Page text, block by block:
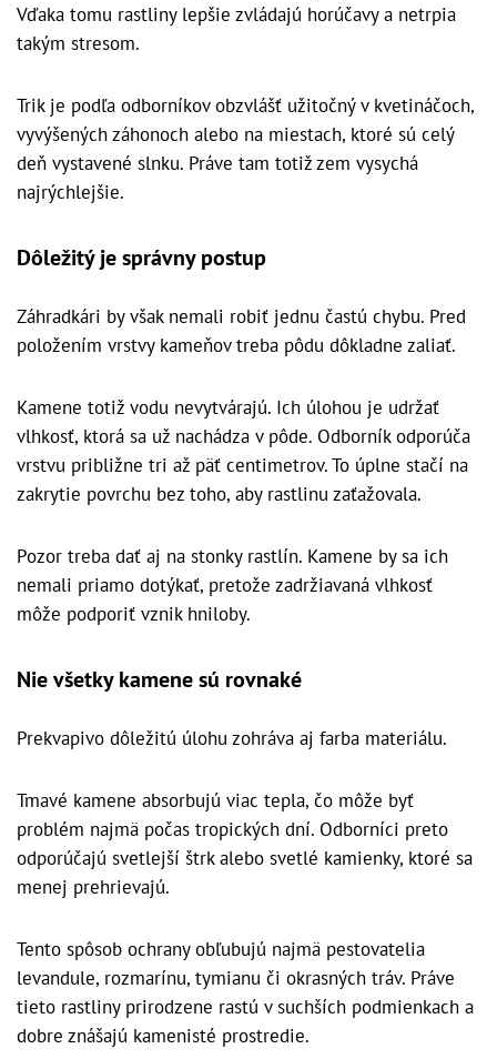
Vďaka tomu rastliny lepšie zvládajú horúčavy a netrpia
takým stresom.
Trik je podľa odborníkov obzvlášť užitočný v kvetináčoch,
vyvýšených záhonoch alebo na miestach, ktoré sú celý
deň vystavené slnku. Práve tam totiž zem vysychá
najrýchlejšie.
Dôležitý je správny postup
Záhradkári by však nemali robiť jednu častú chybu. Pred
položením vrstvy kameňov treba pôdu dôkladne zaliať.
Kamene totiž vodu nevytvárajú. Ich úlohou je udržať
vlhkosť, ktorá sa už nachádza v pôde. Odborník odporúča
vrstvu približne tri až päť centimetrov. To úplne stačí na
zakrytie povrchu bez toho, aby rastlinu zaťažovala.
Pozor treba dať aj na stonky rastlín. Kamene by sa ich
nemali priamo dotýkať, pretože zadržiavaná vlhkosť
môže podporiť vznik hniloby.
Nie všetky kamene sú rovnaké
Prekvapivo dôležitú úlohu zohráva aj farba materiálu.
Tmavé kamene absorbujú viac tepla, čo môže byť
problém najmä počas tropických dní. Odborníci preto
odporúčajú svetlejší štrk alebo svetlé kamienky, ktoré sa
menej prehrievajú.
Tento spôsob ochrany obľubujú najmä pestovatelia
levandule, rozmarínu, tymianu či okrasných tráv. Práve
tieto rastliny prirodzene rastú v suchších podmienkach a
dobre znášajú kamenisté prostredie.